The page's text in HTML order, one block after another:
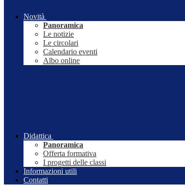
Novità
Panoramica
Le notizie
Le circolari
Calendario eventi
Albo online
Didattica
Panoramica
Offerta formativa
I progetti delle classi
Informazioni utili
Contatti